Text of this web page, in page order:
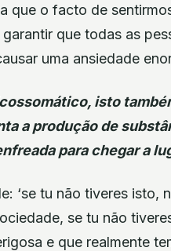
que o facto de
que todas as
uma ansiedade
isto
a produção de
para chegar a
‘se tu não tiveres
se tu não
e que realmente